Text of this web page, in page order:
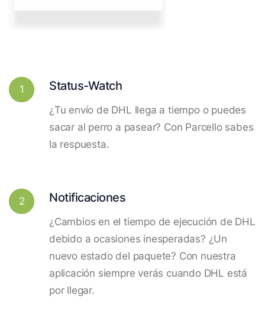
1 Status-Watch
¿Tu envío de DHL llega a tiempo o puedes
sacar al perro a pasear? Con Parcello sabes
la respuesta.
2 Notificaciones
¿Cambios en el tiempo de ejecución de DHL
debido a ocasiones inesperadas? ¿Un
nuevo estado del paquete? Con nuestra
aplicación siempre verás cuando DHL está
por llegar.